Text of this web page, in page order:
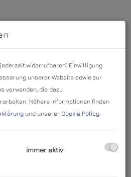
widerrufbaren) Einwilligung
unserer Website sowie zur
verwenden, die dazu
Nähere Informationen finden
und unserer Cookie Policy.
immer aktiv